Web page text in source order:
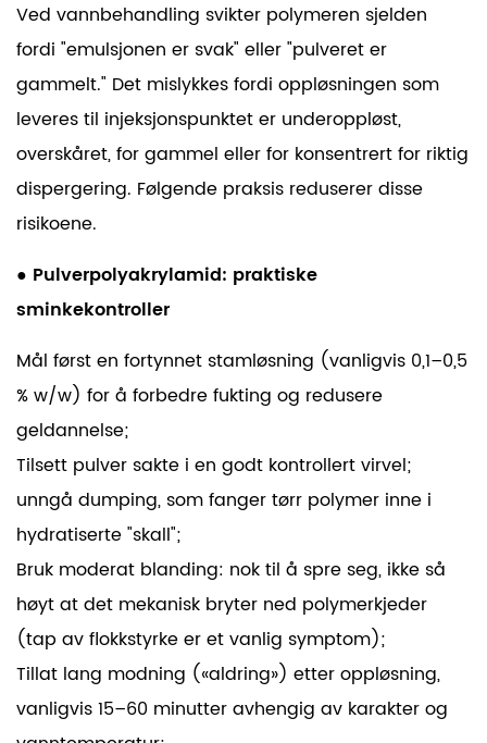
Ved vannbehandling svikter polymeren sjelden
fordi "emulsjonen er svak" eller "pulveret er
gammelt." Det mislykkes fordi oppløsningen som
leveres til injeksjonspunktet er underoppløst,
overskåret, for gammel eller for konsentrert for riktig
dispergering. Følgende praksis reduserer disse
risikoene.
● Pulverpolyakrylamid: praktiske
sminkekontroller
Mål først en fortynnet stamløsning (vanligvis 0,1–0,5
% w/w) for å forbedre fukting og redusere
geldannelse;
Tilsett pulver sakte i en godt kontrollert virvel;
unngå dumping, som fanger tørr polymer inne i
hydratiserte "skall";
Bruk moderat blanding: nok til å spre seg, ikke så
høyt at det mekanisk bryter ned polymerkjeder
(tap av flokkstyrke er et vanlig symptom);
Tillat lang modning («aldring») etter oppløsning,
vanligvis 15–60 minutter avhengig av karakter og